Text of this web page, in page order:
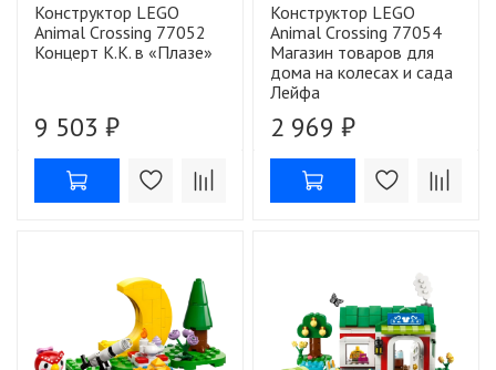
Конструктор LEGO
Animal Crossing 77052
Концерт К.К. в «Плазе»
9 503 ₽
Конструктор LEGO
Animal Crossing 77054
Магазин товаров для
дома на колесах и сада
Лейфа
2 969 ₽